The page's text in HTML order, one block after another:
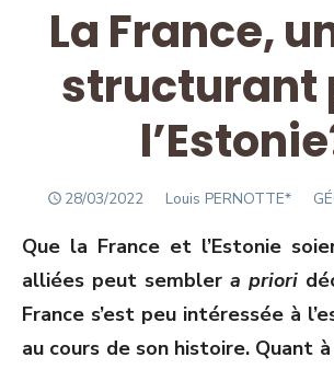
La France,
structurant
POSTED
28/03/2022 Author
Louis PERNOTTE*
Que la France et l’Estonie
alliées peut sembler a priori
France s’est peu intéressée à
au cours de son histoire. Quant à